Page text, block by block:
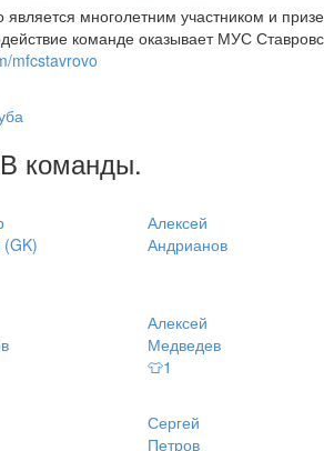
является многолетним участником и
команде оказывает МУС
mfcstavrovo
команды.
(GK)
Алексей
Андрианов
Алексей
Медведев
👕1
Сергей
Петров